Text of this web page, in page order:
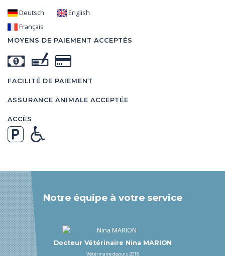
Deutsch
English
Français
MOYENS DE PAIEMENT ACCEPTÉS
FACILITÉ DE PAIEMENT
ASSURANCE ANIMALE ACCEPTÉE
ACCÈS
Notre équipe à votre service
Docteur Vétérinaire Nina MARION
Vétérinaire depuis 2018